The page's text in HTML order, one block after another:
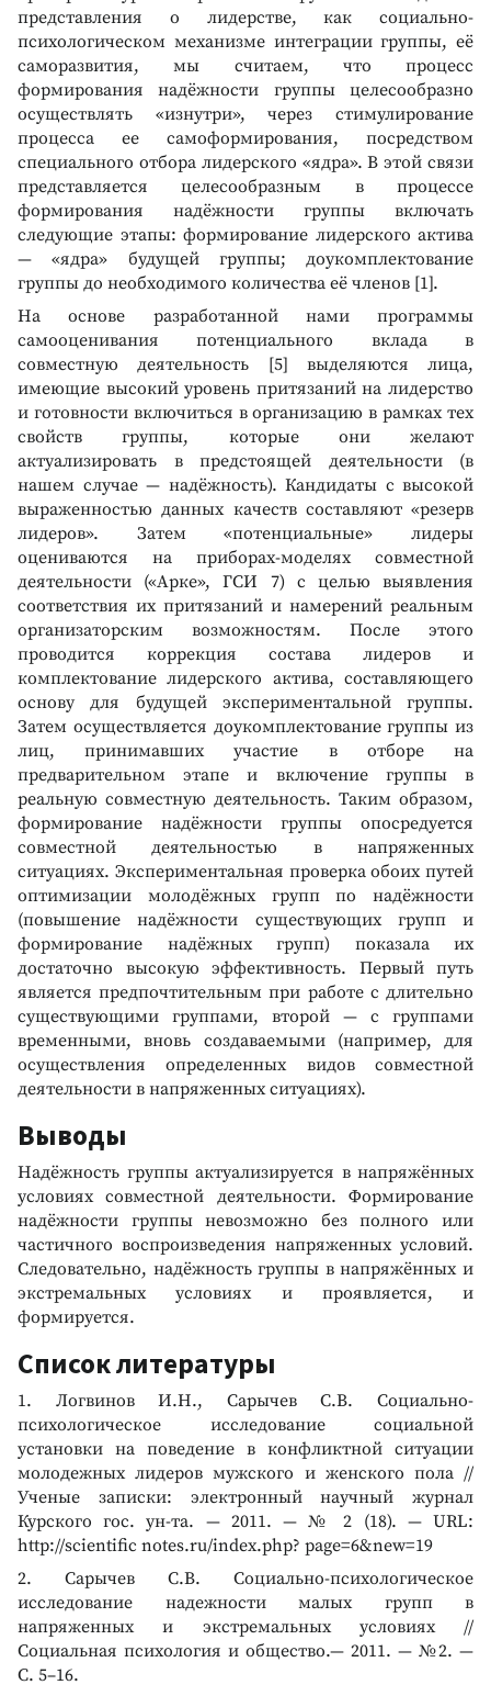
представления о лидерстве, как социально-
психологическом механизме интеграции группы, её
саморазвития, мы считаем, что процесс
формирования надёжности группы целесообразно
осуществлять «изнутри», через стимулирование
процесса ее самоформирования, посредством
специального отбора лидерского «ядра». В этой связи
представляется целесообразным в процессе
формирования надёжности группы включать
следующие этапы: формирование лидерского актива
— «ядра» будущей группы; доукомплектование
группы до необходимого количества её членов [1].
На основе разработанной нами программы
самооценивания потенциального вклада в
совместную деятельность [5] выделяются лица,
имеющие высокий уровень притязаний на лидерство
и готовности включиться в организацию в рамках тех
свойств группы, которые они желают
актуализировать в предстоящей деятельности (в
нашем случае — надёжность). Кандидаты с высокой
выраженностью данных качеств составляют «резерв
лидеров». Затем «потенциальные» лидеры
оцениваются на приборах-моделях совместной
деятельности («Арке», ГСИ 7) с целью выявления
соответствия их притязаний и намерений реальным
организаторским возможностям. После этого
проводится коррекция состава лидеров и
комплектование лидерского актива, составляющего
основу для будущей экспериментальной группы.
Затем осуществляется доукомплектование группы из
лиц, принимавших участие в отборе на
предварительном этапе и включение группы в
реальную совместную деятельность. Таким образом,
формирование надёжности группы опосредуется
совместной деятельностью в напряженных
ситуациях. Экспериментальная проверка обоих путей
оптимизации молодёжных групп по надёжности
(повышение надёжности существующих групп и
формирование надёжных групп) показала их
достаточно высокую эффективность. Первый путь
является предпочтительным при работе с длительно
существующими группами, второй — с группами
временными, вновь создаваемыми (например, для
осуществления определенных видов совместной
деятельности в напряженных ситуациях).
Выводы
Надёжность группы актуализируется в напряжённых
условиях совместной деятельности. Формирование
надёжности группы невозможно без полного или
частичного воспроизведения напряженных условий.
Следовательно, надёжность группы в напряжённых и
экстремальных условиях и проявляется, и
формируется.
Список литературы
1. Логвинов И.Н., Сарычев С.В. Социально-
психологическое исследование социальной
установки на поведение в конфликтной ситуации
молодежных лидеров мужского и женского пола //
Ученые записки: электронный научный журнал
Курского гос. ун-та. — 2011. — № 2 (18). — URL:
http://scientific notes.ru/index.php? page=6&new=19
2. Сарычев С.В. Социально-психологическое
исследование надежности малых групп в
напряженных и экстремальных условиях //
Социальная психология и общество.— 2011. — №2. —
C. 5–16.